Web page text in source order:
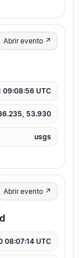
Abrir evento ↗
09:08:56 UTC
53.930
usgs
Abrir evento ↗
08:07:14 UTC